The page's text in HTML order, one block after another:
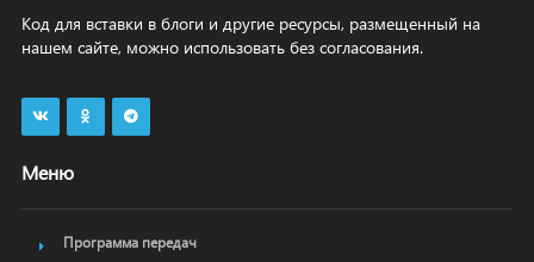
Код для вставки в блоги и другие ресурсы, размещенный на
нашем сайте, можно использовать без согласования.
Меню
Программа передач